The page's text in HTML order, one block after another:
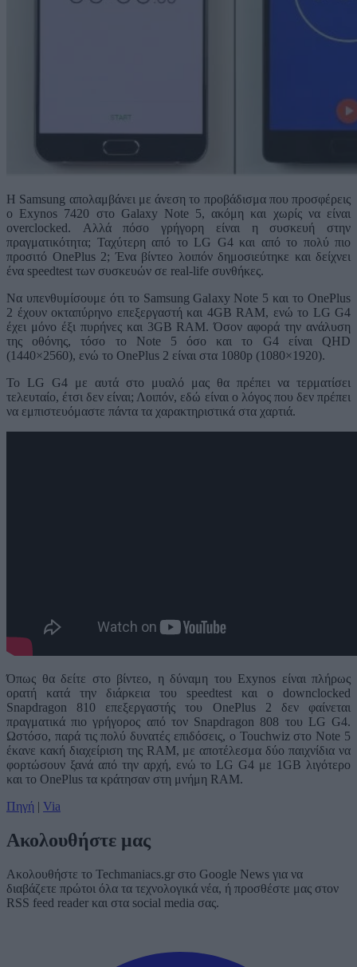
Η Samsung απολαμβάνει με άνεση το προβάδισμα που προσφέρεις
ο Exynos 7420 στο Galaxy Note 5, ακόμη και χωρίς να είναι
overclocked. Αλλά πόσο γρήγορη είναι η συσκευή στην
πραγματικότητα; Ταχύτερη από το LG G4 και από το πολύ πιο
προσιτό OnePlus 2; Ένα βίντεο λοιπόν δημοσιεύτηκε και δείχνει
ένα speedtest των συσκευών σε real-life συνθήκες.
Να υπενθυμίσουμε ότι το Samsung Galaxy Note 5 και το OnePlus
2 έχουν οκταπύρηνο επεξεργαστή και 4GB RAM, ενώ το LG G4
έχει μόνο έξι πυρήνες και 3GB RAM. Όσον αφορά την ανάλυση
της οθόνης, τόσο το Note 5 όσο και το G4 είναι QHD
(1440×2560), ενώ το OnePlus 2 είναι στα 1080p (1080×1920).
Το LG G4 με αυτά στο μυαλό μας θα πρέπει να τερματίσει
τελευταίο, έτσι δεν είναι; Λοιπόν, εδώ είναι ο λόγος που δεν πρέπει
να εμπιστευόμαστε πάντα τα χαρακτηριστικά στα χαρτιά.
Όπως θα δείτε στο βίντεο, η δύναμη του Exynos είναι πλήρως
ορατή κατά την διάρκεια του speedtest και ο downclocked
Snapdragon 810 επεξεργαστής του OnePlus 2 δεν φαίνεται
πραγματικά πιο γρήγορος από τον Snapdragon 808 του LG G4.
Ωστόσο, παρά τις πολύ δυνατές επιδόσεις, ο Touchwiz στο Note 5
έκανε κακή διαχείριση της RAM, με αποτέλεσμα δύο παιχνίδια να
φορτώσουν ξανά από την αρχή, ενώ το LG G4 με 1GB λιγότερο
και το OnePlus τα κράτησαν στη μνήμη RAM.
Πηγή | Via
Ακολουθήστε μας
Ακολουθήστε το Techmaniacs.gr στο Google News για να
διαβάζετε πρώτοι όλα τα τεχνολογικά νέα, ή προσθέστε μας στον
RSS feed reader και στα social media σας.